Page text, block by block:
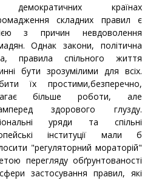
країнах
складних правил є
з причин невдоволення
Однак закони, політична
правила спільного життя
бути зрозумілими для всіх.
їх простими,безперечно,
більше роботи, але
здорового глузду.
уряди та спільні
інституції мали б
"регуляторний мораторій"
перегляду обґрунтованості
застосування правил, які